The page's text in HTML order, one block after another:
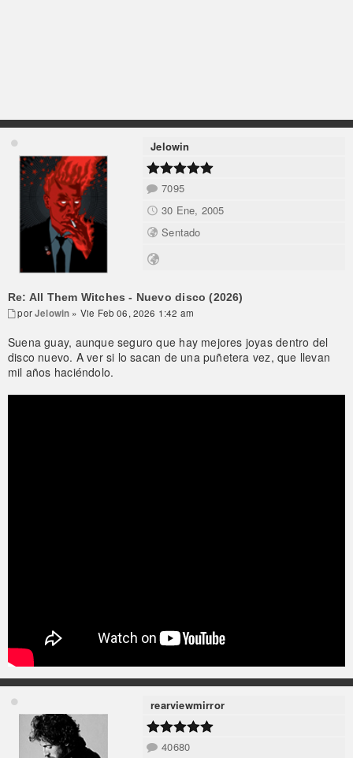
Jelowin
7095
30 Ene, 2005
Sentado
Re: All Them Witches - Nuevo disco (2026)
porJelowin » Vie Feb 06, 2026 1:42 am
Suena guay, aunque seguro que hay mejores joyas dentro del
disco nuevo. A ver si lo sacan de una puñetera vez, que llevan
mil años haciéndolo.
rearviewmirror
40680